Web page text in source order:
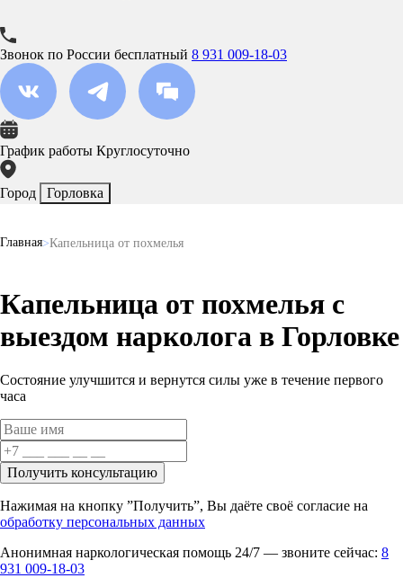
Звонок по России бесплатный 8 931 009-18-03
График работы Круглосуточно
Город Горловка
Главная Капельница от похмелья
Капельница от похмелья с
выездом нарколога в Горловке
Состояние улучшится и вернутся силы уже в течение первого
часа
Получить консультацию
Нажимая на кнопку ”Получить”, Вы даёте своё согласие на
обработку персональных данных
Анонимная наркологическая помощь 24/7 — звоните сейчас: 8
931 009-18-03